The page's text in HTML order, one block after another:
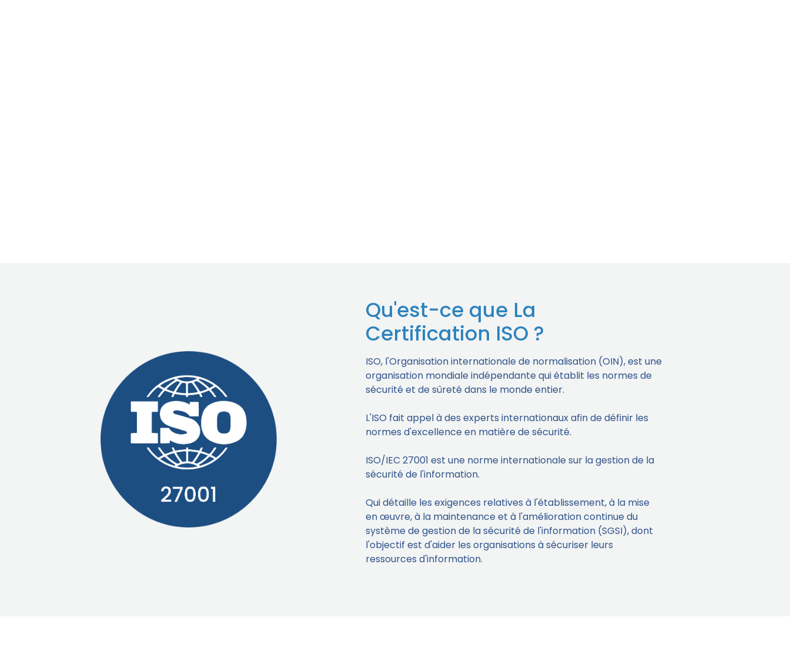
Qu'est-ce que La
Certification ISO ?
ISO, l'Organisation internationale de normalisation (OIN), est une
organisation mondiale indépendante qui établit les normes de
sécurité et de sûreté dans le monde entier.
L'ISO fait appel à des experts internationaux afin de définir les
normes d'excellence en matière de sécurité.
ISO/IEC 27001 est une norme internationale sur la gestion de la
sécurité de l'information.
Qui détaille les exigences relatives à l'établissement, à la mise
en œuvre, à la maintenance et à l'amélioration continue du
système de gestion de la sécurité de l'information (SGSI), dont
l'objectif est d'aider les organisations à sécuriser leurs
ressources d'information.